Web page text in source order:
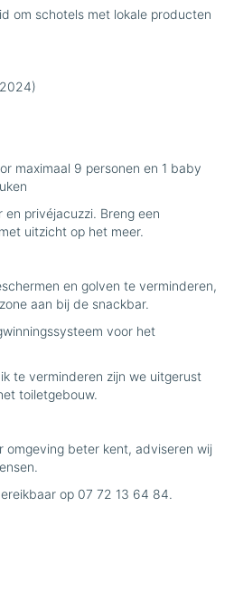
om schotels met lokale producten
maximaal 9 personen en 1 baby
privéjacuzzi. Breng een
uitzicht op het meer.
en golven te verminderen,
aan bij de snackbar.
voor het
te verminderen zijn we uitgerust
toiletgebouw.
omgeving beter kent, adviseren wij
op 07 72 13 64 84.